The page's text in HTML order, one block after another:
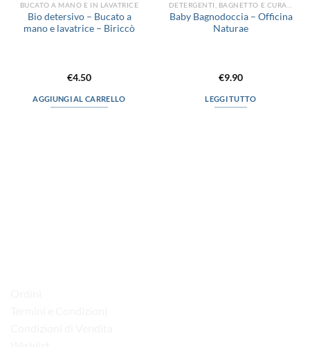
BUCATO A MANO E IN LAVATRICE
Bio detersivo – Bucato a
mano e lavatrice – Biriccò
€4.50
AGGIUNGI AL CARRELLO
DETERGENTI, BAGNETTO E CURA DEL CORPO
Baby Bagnodoccia – Officina
Naturae
€9.90
LEGGI TUTTO